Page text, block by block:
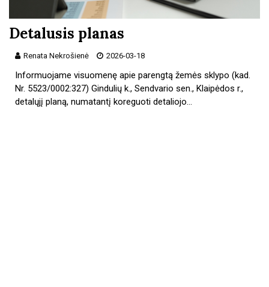
Detalusis planas
Renata Nekrošienė 2026-03-18
Informuojame visuomenę apie parengtą žemės sklypo (kad.
Nr. 5523/0002:327) Gindulių k., Sendvario sen., Klaipėdos r.,
detalųjį planą, numatantį koreguoti detaliojo…